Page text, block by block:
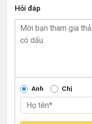
Hỏi đáp
Anh Chị